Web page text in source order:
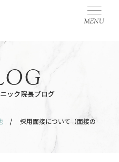
MENU
ック院長ブログ
/ 採用面接について（面接の